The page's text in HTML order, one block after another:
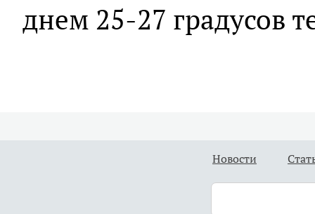
днем 25-27 градусов
Новости